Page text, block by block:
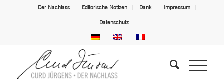
Der Nachlass Editorische Notizen Dank Impressum
Datenschutz